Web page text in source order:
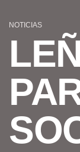
NOTICIAS